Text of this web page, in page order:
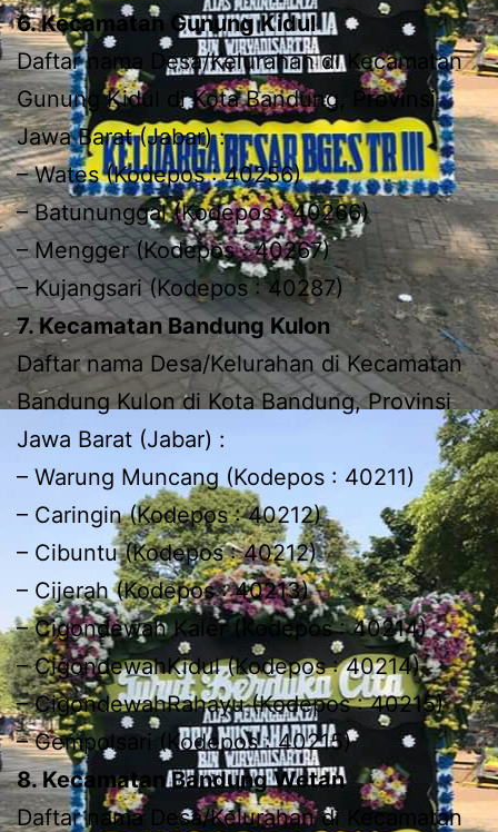
6. Kecamatan Gunung Kidul
Daftar nama Desa/Kelurahan di Kecamatan
Gunung Kidul di Kota Bandung, Provinsi
Jawa Barat (Jabar) :
– Wates (Kodepos : 40256)
– Batununggal (Kodepos : 40266)
– Mengger (Kodepos : 40267)
– Kujangsari (Kodepos : 40287)
7. Kecamatan Bandung Kulon
Daftar nama Desa/Kelurahan di Kecamatan
Bandung Kulon di Kota Bandung, Provinsi
Jawa Barat (Jabar) :
– Warung Muncang (Kodepos : 40211)
– Caringin (Kodepos : 40212)
– Cibuntu (Kodepos : 40212)
– Cijerah (Kodepos : 40213)
– Cigondewah Kaler (Kodepos : 40214)
– CigondewahKidul (Kodepos : 40214)
– CigondewahRahayu (Kodepos : 40215)
– Gempolsari (Kodepos : 40215)
8. Kecamatan Bandung Wetan
Daftar nama Desa/Kelurahan di Kecamatan